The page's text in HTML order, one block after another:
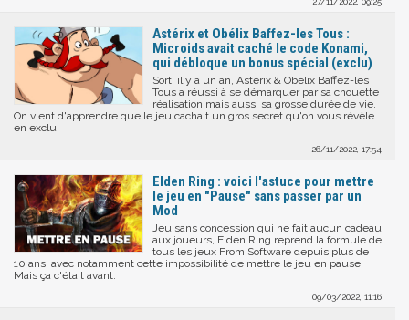
Astérix et Obélix Baffez-les Tous :
Microids avait caché le code Konami,
qui débloque un bonus spécial (exclu)
Sorti il y a un an, Astérix & Obélix Baffez-les
Tous a réussi à se démarquer par sa chouette
réalisation mais aussi sa grosse durée de vie.
On vient d'apprendre que le jeu cachait un gros secret qu'on vous révèle
en exclu.
26/11/2022, 17:54
Elden Ring : voici l'astuce pour mettre
le jeu en "Pause" sans passer par un
Mod
Jeu sans concession qui ne fait aucun cadeau
aux joueurs, Elden Ring reprend la formule de
tous les jeux From Software depuis plus de
10 ans, avec notamment cette impossibilité de mettre le jeu en pause.
Mais ça c'était avant.
09/03/2022, 11:16